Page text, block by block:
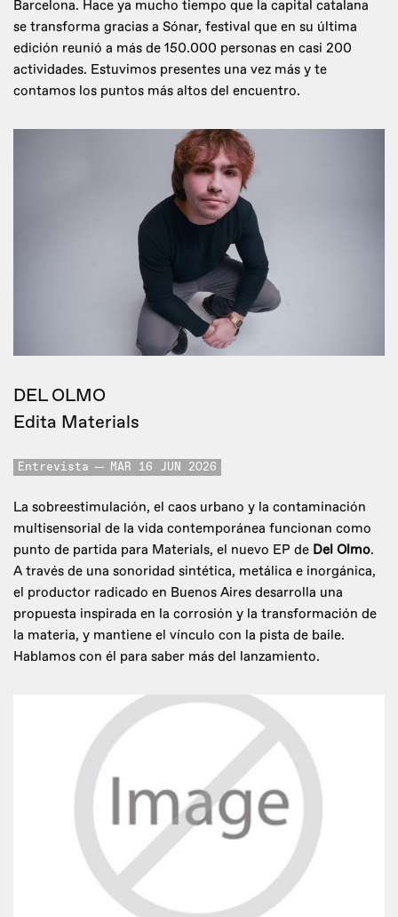
Barcelona. Hace ya mucho tiempo que la capital catalana
se transforma gracias a Sónar, festival que en su última
edición reunió a más de 150.000 personas en casi 200
actividades. Estuvimos presentes una vez más y te
contamos los puntos más altos del encuentro.
DEL OLMO
Edita Materials
Entrevista MAR 16 JUN 2026
La sobreestimulación, el caos urbano y la contaminación
multisensorial de la vida contemporánea funcionan como
punto de partida para Materials, el nuevo EP de Del Olmo.
A través de una sonoridad sintética, metálica e inorgánica,
el productor radicado en Buenos Aires desarrolla una
propuesta inspirada en la corrosión y la transformación de
la materia, y mantiene el vínculo con la pista de baile.
Hablamos con él para saber más del lanzamiento.